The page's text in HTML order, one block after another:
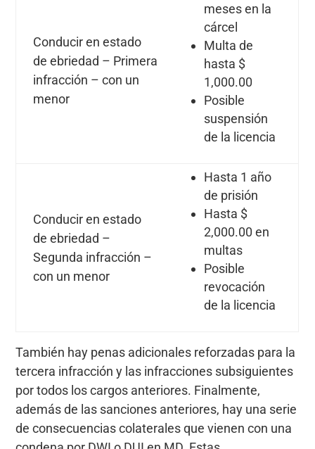
Conducir en estado
de ebriedad – Primera
infracción – con un
menor
meses en la
cárcel
Multa de
hasta $
1,000.00
Posible
suspensión
de la licencia
Conducir en estado
de ebriedad –
Segunda infracción –
con un menor
Hasta 1 año
de prisión
Hasta $
2,000.00 en
multas
Posible
revocación
de la licencia
También hay penas adicionales reforzadas para la
tercera infracción y las infracciones subsiguientes
por todos los cargos anteriores. Finalmente,
además de las sanciones anteriores, hay una serie
de consecuencias colaterales que vienen con una